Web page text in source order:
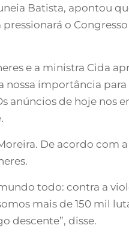
Batista, apontou
o
e a ministra Cida
importância
anúncios de hoje nos
De acordo com
todo: contra a
mais de 150 mil
descente”, disse.